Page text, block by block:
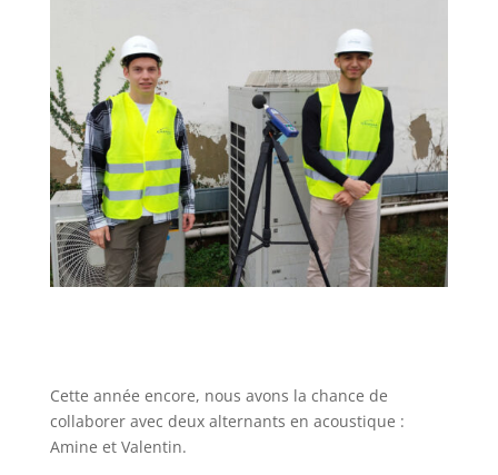
Cette année encore, nous avons la chance de
collaborer avec deux alternants en acoustique :
Amine et Valentin.